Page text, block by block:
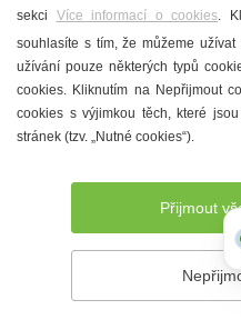
Městské
Denní
Prohlášení o přístupnosti
sekci Více informací o cookies.
souhlasíte s tím, že můžeme
užívání pouze některých typů
cookies. Kliknutím na Nepřijmout
cookies s výjimkou těch, které
stránek (tzv. „Nutné cookies“).
Přijmout